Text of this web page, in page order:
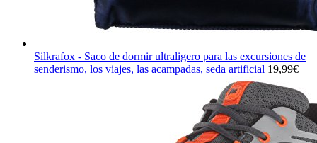
Silkrafox - Saco de dormir ultraligero para las excursiones de
senderismo, los viajes, las acampadas, seda artificial 19,99€